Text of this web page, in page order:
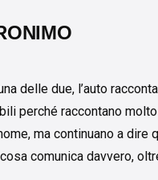
delle due, l’auto
perché raccontano
ma continuano a dire
comunica davvero,